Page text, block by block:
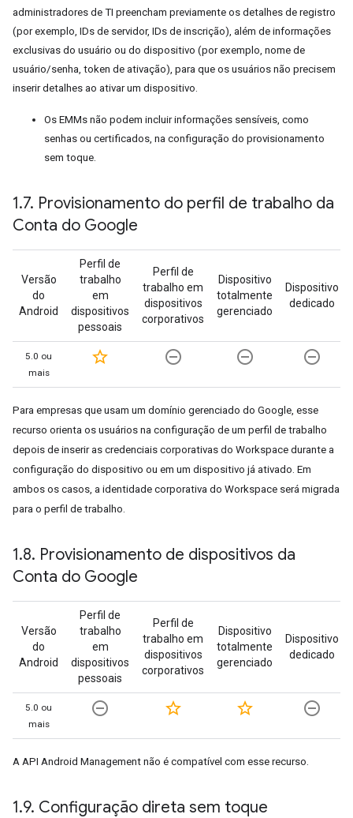
administradores de TI preencham previamente os detalhes de registro
(por exemplo, IDs de servidor, IDs de inscrição), além de informações
exclusivas do usuário ou do dispositivo (por exemplo, nome de
usuário/senha, token de ativação), para que os usuários não precisem
inserir detalhes ao ativar um dispositivo.
Os EMMs não podem incluir informações sensíveis, como
senhas ou certificados, na configuração do provisionamento
sem toque.
1.7. Provisionamento do perfil de trabalho da
Conta do Google
Versão
do
Android
Perfil de
trabalho
em
dispositivos
pessoais
Perfil de
trabalho em
dispositivos
corporativos
Dispositivo
totalmente
gerenciado
Dispositivo
dedicado
5.0 ou
mais
star_border remove_circle_outline remove_circle_outline remove_circle_outline
Para empresas que usam um domínio gerenciado do Google, esse
recurso orienta os usuários na configuração de um perfil de trabalho
depois de inserir as credenciais corporativas do Workspace durante a
configuração do dispositivo ou em um dispositivo já ativado. Em
ambos os casos, a identidade corporativa do Workspace será migrada
para o perfil de trabalho.
1.8. Provisionamento de dispositivos da
Conta do Google
Versão
do
Android
Perfil de
trabalho
em
dispositivos
pessoais
Perfil de
trabalho em
dispositivos
corporativos
Dispositivo
totalmente
gerenciado
Dispositivo
dedicado
5.0 ou
mais
remove_circle_outline star_border star_border remove_circle_outline
A API Android Management não é compatível com esse recurso.
1.9. Configuração direta sem toque